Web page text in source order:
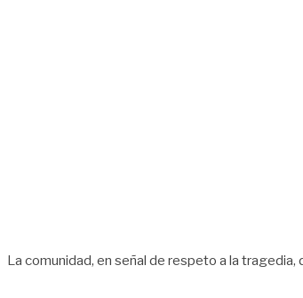
La comunidad, en señal de respeto a la